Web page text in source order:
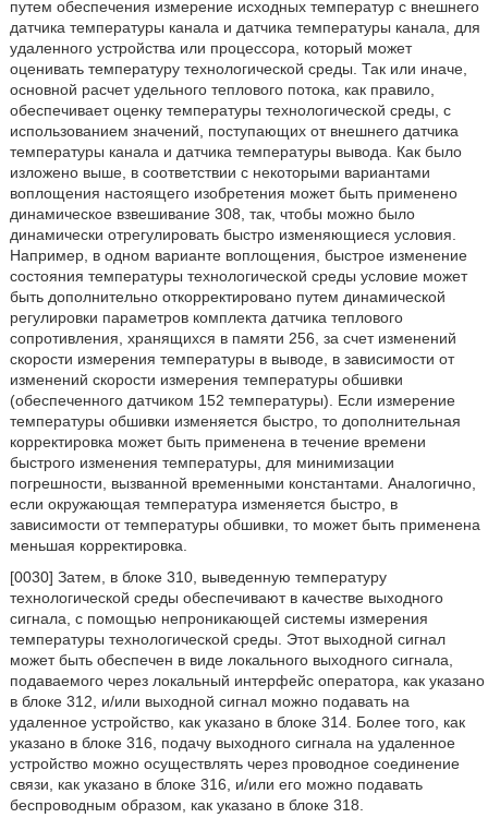
путем обеспечения измерение исходных температур с внешнего
датчика температуры канала и датчика температуры канала, для
удаленного устройства или процессора, который может
оценивать температуру технологической среды. Так или иначе,
основной расчет удельного теплового потока, как правило,
обеспечивает оценку температуры технологической среды, с
использованием значений, поступающих от внешнего датчика
температуры канала и датчика температуры вывода. Как было
изложено выше, в соответствии с некоторыми вариантами
воплощения настоящего изобретения может быть применено
динамическое взвешивание 308, так, чтобы можно было
динамически отрегулировать быстро изменяющиеся условия.
Например, в одном варианте воплощения, быстрое изменение
состояния температуры технологической среды условие может
быть дополнительно откорректировано путем динамической
регулировки параметров комплекта датчика теплового
сопротивления, хранящихся в памяти 256, за счет изменений
скорости измерения температуры в выводе, в зависимости от
изменений скорости измерения температуры обшивки
(обеспеченного датчиком 152 температуры). Если измерение
температуры обшивки изменяется быстро, то дополнительная
корректировка может быть применена в течение времени
быстрого изменения температуры, для минимизации
погрешности, вызванной временными константами. Аналогично,
если окружающая температура изменяется быстро, в
зависимости от температуры обшивки, то может быть применена
меньшая корректировка.
[0030] Затем, в блоке 310, выведенную температуру
технологической среды обеспечивают в качестве выходного
сигнала, с помощью непроникающей системы измерения
температуры технологической среды. Этот выходной сигнал
может быть обеспечен в виде локального выходного сигнала,
подаваемого через локальный интерфейс оператора, как указано
в блоке 312, и/или выходной сигнал можно подавать на
удаленное устройство, как указано в блоке 314. Более того, как
указано в блоке 316, подачу выходного сигнала на удаленное
устройство можно осуществлять через проводное соединение
связи, как указано в блоке 316, и/или его можно подавать
беспроводным образом, как указано в блоке 318.